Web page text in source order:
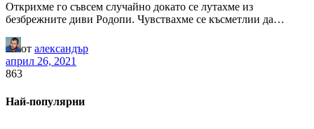
Открихме го съвсем случайно докато се лутахме из
безбрежните диви Родопи. Чувствахме се късметлии да…
от александър
април 26, 2021
863
Най-популярни